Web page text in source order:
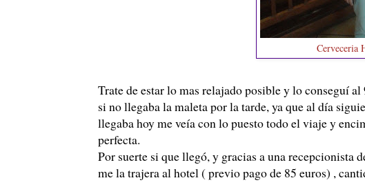
Cerveceria
Trate de estar lo mas relajado posible y lo conseguí
si no llegaba la maleta por la tarde, ya que al día
llegaba hoy me veía con lo puesto todo el viaje y
perfecta.
Por suerte si que llegó, y gracias a una recepcionista
me la trajera al hotel ( previo pago de 85 euros) ,